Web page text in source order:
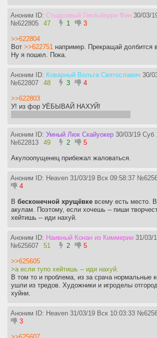
Аноним ID: Стыдливый Гекльберри Фин 30/03/
№622805 47 1 3
>>622804
Вот >>622751 например. Прекращай долбится
Ну я пошел. Пока.
Аноним ID: Коварный Вольга Святославич 30/
№622807 48 3 4
>>622803
У! из фор УЁБЫВАЙ НАХУЙ!
Аноним ID: Умный Люк Скайуокер 30/03/19 Суб
№622813 49 2 5
Акулоопущенец прибежал жаловаться.
Аноним ID: Heaven 31/03/19 Вск 09:58:37 №
4
В бесконечной хрущёвке всему есть место.
акулам. Поэтому, если хочешь -- пиши
хейтишь -- иди нахуй.
Аноним ID: Наивный Конан из Киммерии 31/03/
№625607 51 2 5
>>625605
>а если тупо хейтишь -- иди нахуй.
В том то и проблема, из за срача нормальные
ушли из тредов. Художники и игроделы
хуйни.
Аноним ID: Heaven 31/03/19 Вск 10:03:33 №
3